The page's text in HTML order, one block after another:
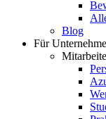
Blog
Für